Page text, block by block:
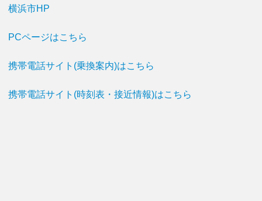
横浜市HP
PCページはこちら
携帯電話サイト(乗換案内)はこちら
携帯電話サイト(時刻表・接近情報)はこちら